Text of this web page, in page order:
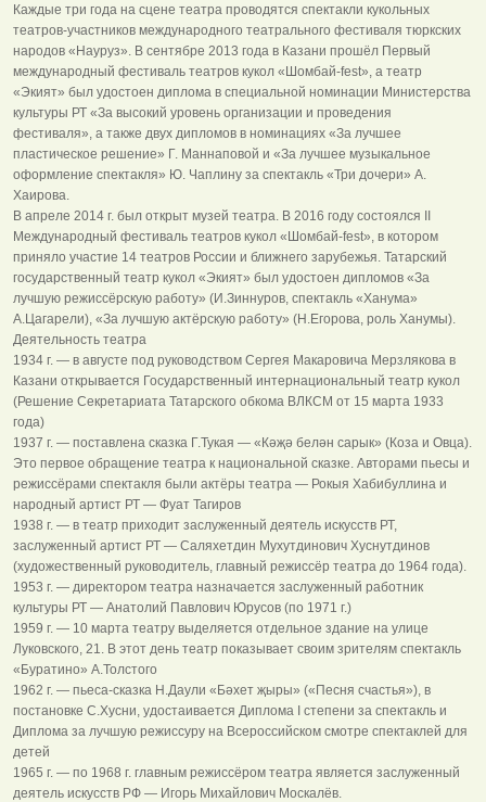
Каждые три года на сцене театра проводятся спектакли кукольных
театров-участников международного театрального фестиваля тюркских
народов «Науруз». В сентябре 2013 года в Казани прошёл Первый
международный фестиваль театров кукол «Шомбай-fest», а театр
«Экият» был удостоен диплома в специальной номинации Министерства
культуры РТ «За высокий уровень организации и проведения
фестиваля», а также двух дипломов в номинациях «За лучшее
пластическое решение» Г. Маннаповой и «За лучшее музыкальное
оформление спектакля» Ю. Чаплину за спектакль «Три дочери» А.
Хаирова.
В апреле 2014 г. был открыт музей театра. В 2016 году состоялся II
Международный фестиваль театров кукол «Шомбай-fest», в котором
приняло участие 14 театров России и ближнего зарубежья. Татарский
государственный театр кукол «Экият» был удостоен дипломов «За
лучшую режиссёрскую работу» (И.Зиннуров, спектакль «Ханума»
А.Цагарели), «За лучшую актёрскую работу» (Н.Егорова, роль Ханумы).
Деятельность театра
1934 г. — в августе под руководством Сергея Макаровича Мерзлякова в
Казани открывается Государственный интернациональный театр кукол
(Решение Секретариата Татарского обкома ВЛКСМ от 15 марта 1933
года)
1937 г. — поставлена сказка Г.Тукая — «Кәҗә белән сарык» (Коза и Овца).
Это первое обращение театра к национальной сказке. Авторами пьесы и
режиссёрами спектакля были актёры театра — Рокыя Хабибуллина и
народный артист РТ — Фуат Тагиров
1938 г. — в театр приходит заслуженный деятель искусств РТ,
заслуженный артист РТ — Саляхетдин Мухутдинович Хуснутдинов
(художественный руководитель, главный режиссёр театра до 1964 года).
1953 г. — директором театра назначается заслуженный работник
культуры РТ — Анатолий Павлович Юрусов (по 1971 г.)
1959 г. — 10 марта театру выделяется отдельное здание на улице
Луковского, 21. В этот день театр показывает своим зрителям спектакль
«Буратино» А.Толстого
1962 г. — пьеса-сказка Н.Даули «Бәхет җыры» («Песня счастья»), в
постановке С.Хусни, удостаивается Диплома I степени за спектакль и
Диплома за лучшую режиссуру на Всероссийском смотре спектаклей для
детей
1965 г. — по 1968 г. главным режиссёром театра является заслуженный
деятель искусств РФ — Игорь Михайлович Москалёв.